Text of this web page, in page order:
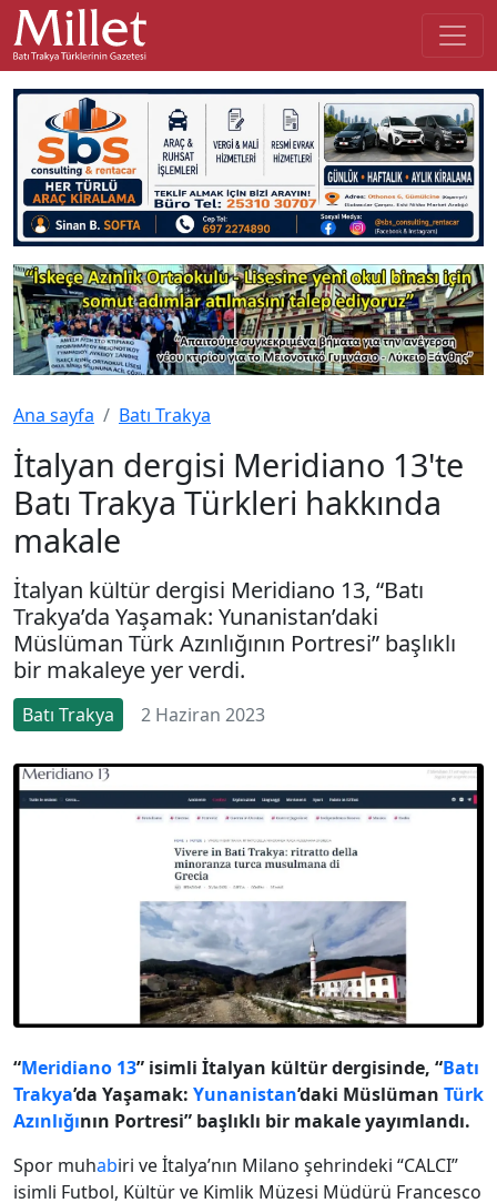
Ana sayfa Batı Trakya
İtalyan dergisi Meridiano 13'te
Batı Trakya Türkleri hakkında
makale
İtalyan kültür dergisi Meridiano 13, “Batı
Trakya’da Yaşamak: Yunanistan’daki
Müslüman Türk Azınlığının Portresi” başlıklı
bir makaleye yer verdi.
Batı Trakya 2 Haziran 2023
“Meridiano 13” isimli İtalyan kültür dergisinde, “Batı
Trakya’da Yaşamak: Yunanistan’daki Müslüman Türk
Azınlığının Portresi” başlıklı bir makale yayımlandı.
Spor muhabiri ve İtalya’nın Milano şehrindeki “CALCI”
isimli Futbol, Kültür ve Kimlik Müzesi Müdürü Francesco